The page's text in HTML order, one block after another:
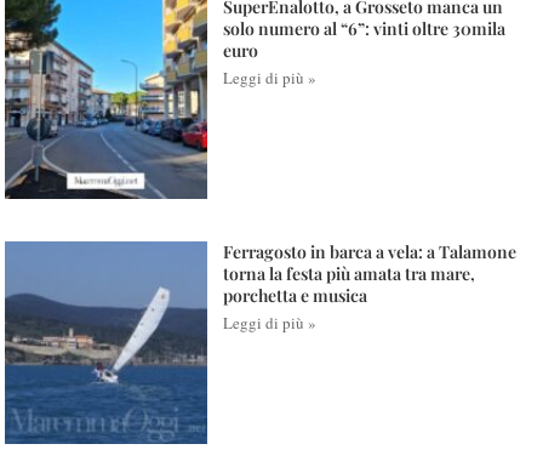
SuperEnalotto, a Grosseto manca un
solo numero al “6”: vinti oltre 30mila
euro
Leggi di più »
Ferragosto in barca a vela: a Talamone
torna la festa più amata tra mare,
porchetta e musica
Leggi di più »